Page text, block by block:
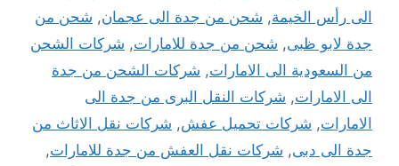
الى رأس الخيمة, شحن من جدة الى عجمان, شحن من
جدة لابو ظبى, شحن من جدة للامارات, شركات الشحن
من السعودية الى الامارات, شركات الشحن من جدة
الى الامارات, شركات النقل البرى من جدة الى
الامارات, شركات تحميل عفش, شركات نقل الاثاث من
جدة الى دبى, شركات نقل العفش من جدة للامارات,